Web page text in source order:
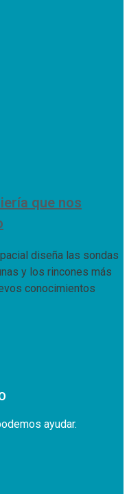
que nos
diseña las sondas
y los rincones más
conocimientos
ayudar.